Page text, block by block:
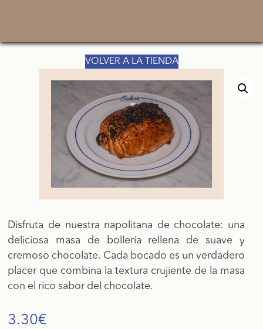
VOLVER A LA TIENDA
Disfruta de nuestra napolitana de chocolate: una
deliciosa masa de bollería rellena de suave y
cremoso chocolate. Cada bocado es un verdadero
placer que combina la textura crujiente de la masa
con el rico sabor del chocolate.
3.30€